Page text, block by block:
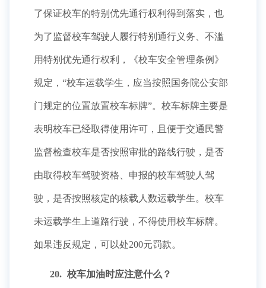
了保证校车的特别优先通行权利得到落实，也
为了监督校车驾驶人履行特别通行义务、不滥
用特别优先通行权利，《校车安全管理条例》
规定，“校车运载学生，应当按照国务院公安部
门规定的位置放置校车标牌”。校车标牌主要是
表明校车已经取得使用许可，且便于交通民警
监督检查校车是否按照审批的路线行驶，是否
由取得校车驾驶资格、申报的校车驾驶人驾
驶，是否按照核定的核载人数运载学生。校车
未运载学生上道路行驶，不得使用校车标牌。
如果违反规定，可以处200元罚款。
20. 校车加油时应注意什么？